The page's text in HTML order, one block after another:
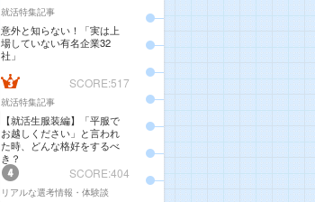
就活特集記事
意外と知らない！「実は上
場していない有名企業32
社」
SCORE:517
就活特集記事
【就活生服装編】「平服で
お越しください」と言われ
た時、どんな格好をするべ
き？
SCORE:404
リアルな選考情報・体験談